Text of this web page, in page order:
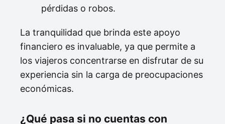
pérdidas o robos.
La tranquilidad que brinda este apoyo
financiero es invaluable, ya que permite a
los viajeros concentrarse en disfrutar de su
experiencia sin la carga de preocupaciones
económicas.
¿Qué pasa si no cuentas con